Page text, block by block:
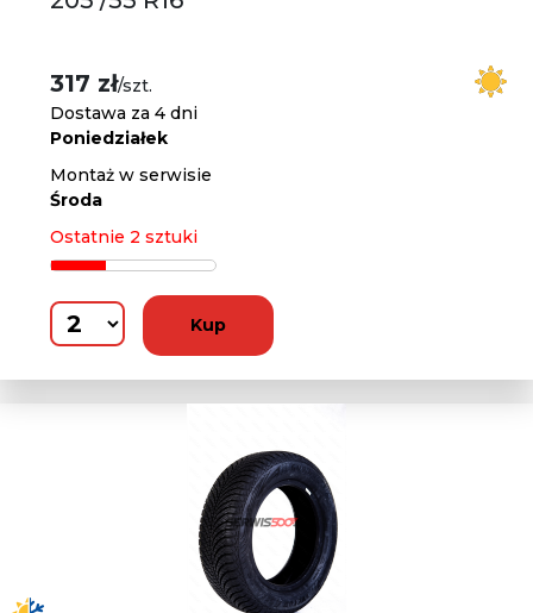
317 zł/szt.
Dostawa za 4 dni
Poniedziałek
Montaż w serwisie
Środa
Ostatnie 2 sztuki
Kup